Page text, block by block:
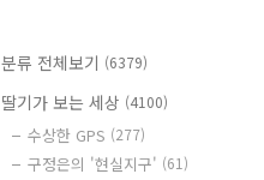
분류 전체보기 (6379)
딸기가 보는 세상 (4100)
수상한 GPS (277)
구정은의 '현실지구' (61)